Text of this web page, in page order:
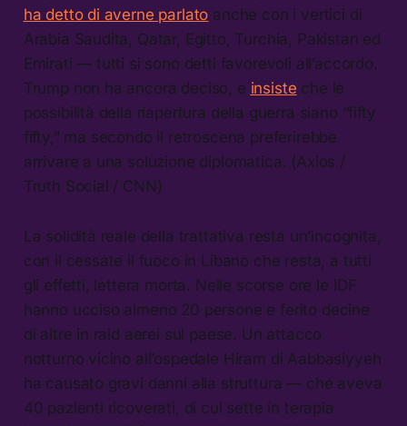
ha detto di averne parlato anche con i vertici di
Arabia Saudita, Qatar, Egitto, Turchia, Pakistan ed
Emirati — tutti si sono detti favorevoli all’accordo.
Trump non ha ancora deciso, e insiste che le
possibilità della riapertura della guerra siano “fifty
fifty,” ma secondo il retroscena preferirebbe
arrivare a una soluzione diplomatica. (Axios /
Truth Social / CNN)
La solidità reale della trattativa resta un’incognita,
con il cessate il fuoco in Libano che resta, a tutti
gli effetti, lettera morta. Nelle scorse ore le IDF
hanno ucciso almeno 20 persone e ferito decine
di altre in raid aerei sul paese. Un attacco
notturno vicino all’ospedale Hiram di Aabbasiyyeh
ha causato gravi danni alla struttura — che aveva
40 pazienti ricoverati, di cui sette in terapia